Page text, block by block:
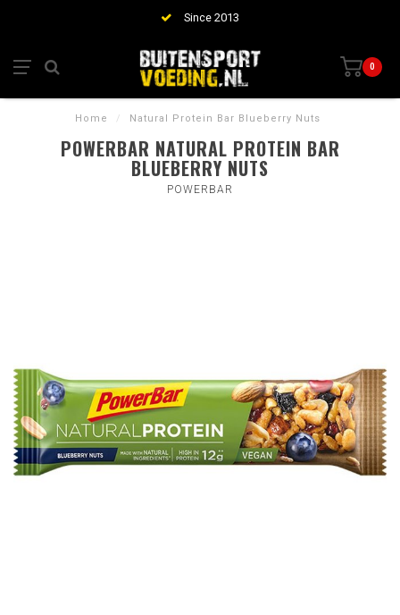
Since 2013
0
Home / Natural Protein Bar Blueberry Nuts
POWERBAR NATURAL PROTEIN BAR
BLUEBERRY NUTS
POWERBAR